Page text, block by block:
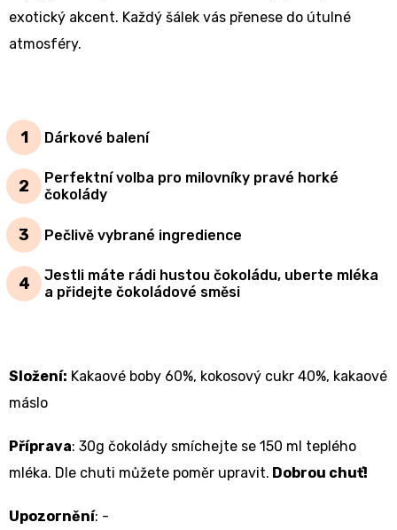
exotický akcent. Každý šálek vás přenese do útulné
atmosféry.
Dárkové balení
Perfektní volba pro milovníky pravé horké
čokolády
Pečlivě vybrané ingredience
Jestli máte rádi hustou čokoládu, uberte mléka
a přidejte čokoládové směsi
Složení: Kakaové boby 60%, kokosový cukr 40%, kakaové
máslo
Příprava: 30g čokolády smíchejte se 150 ml teplého
mléka. Dle chuti můžete poměr upravit. Dobrou chuť!
Upozornění: -